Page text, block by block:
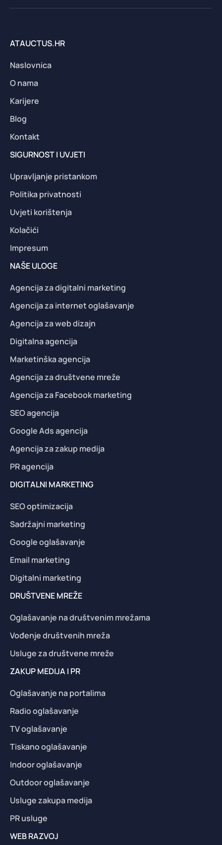
ATAUCTUS.HR
Naslovnica
O nama
Karijere
Blog
Kontakt
SIGURNOST I UVJETI
Upravljanje pristankom
Politika privatnosti
Uvjeti korištenja
Kolačići
Impresum
NAŠE ULOGE
Agencija za digitalni marketing
Agencija za internet oglašavanje
Agencija za web dizajn
Digitalna agencija
Marketinška agencija
Agencija za društvene mreže
Agencija za Facebook marketing
SEO agencija
Google Ads agencija
Agencija za zakup medija
PR agencija
DIGITALNI MARKETING
SEO optimizacija
Sadržajni marketing
Google oglašavanje
Email marketing
Digitalni marketing
DRUŠTVENE MREŽE
Oglašavanje na društvenim mrežama
Vođenje društvenih mreža
Usluge za društvene mreže
ZAKUP MEDIJA I PR
Oglašavanje na portalima
Radio oglašavanje
TV oglašavanje
Tiskano oglašavanje
Indoor oglašavanje
Outdoor oglašavanje
Usluge zakupa medija
PR usluge
WEB RAZVOJ